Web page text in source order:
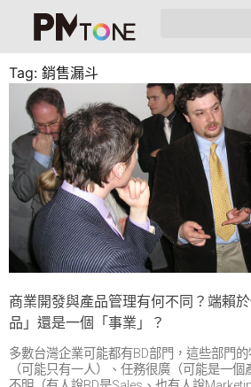
Tag: 銷售漏斗
商業開發與產品管理有何不同？端賴
品」還是一個「事業」？
多數台灣企業可能都有BD部門，這些部門
（可能只有一人）、任務很廣（可能是一